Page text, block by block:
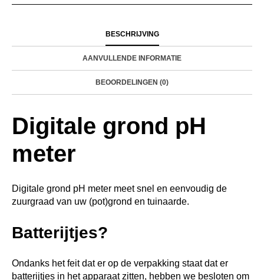
BESCHRIJVING
AANVULLENDE INFORMATIE
BEOORDELINGEN (0)
Digitale grond pH
meter
Digitale grond pH meter meet snel en eenvoudig de
zuurgraad van uw (pot)grond en tuinaarde.
Batterijtjes?
Ondanks het feit dat er op de verpakking staat dat er
batterijtjes in het apparaat zitten, hebben we besloten om